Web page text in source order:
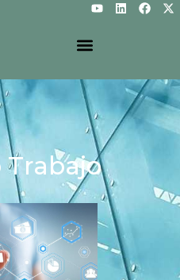
Trabajo